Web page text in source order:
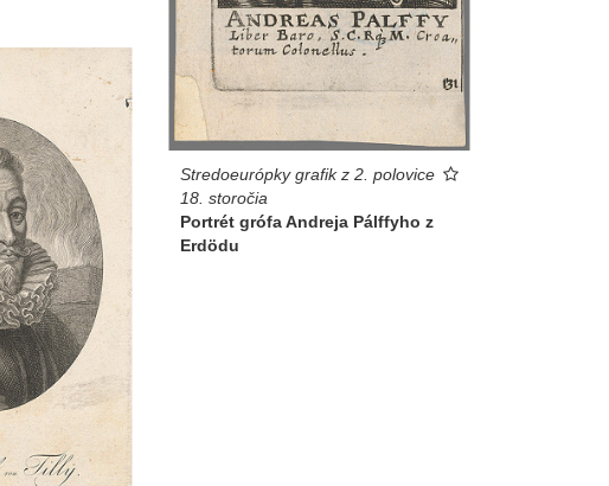
Stredoeurópky grafik z 2. polovice
18. storočia
Portrét grófa Andreja Pálffyho z
Erdödu